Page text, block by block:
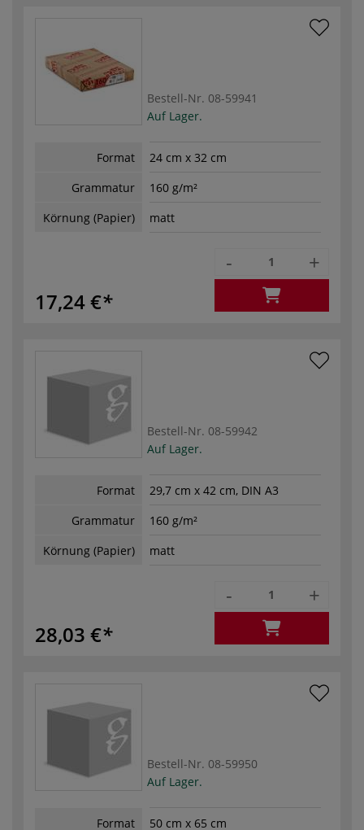
Bestell-Nr. 08-59941
Auf Lager.
Format
24 cm x 32 cm
Grammatur
160 g/m²
Körnung (Papier)
matt
17,24 €
- +
Bestell-Nr. 08-59942
Auf Lager.
Format
29,7 cm x 42 cm, DIN A3
Grammatur
160 g/m²
Körnung (Papier)
matt
28,03 €
- +
Bestell-Nr. 08-59950
Auf Lager.
Format 50 cm x 65 cm